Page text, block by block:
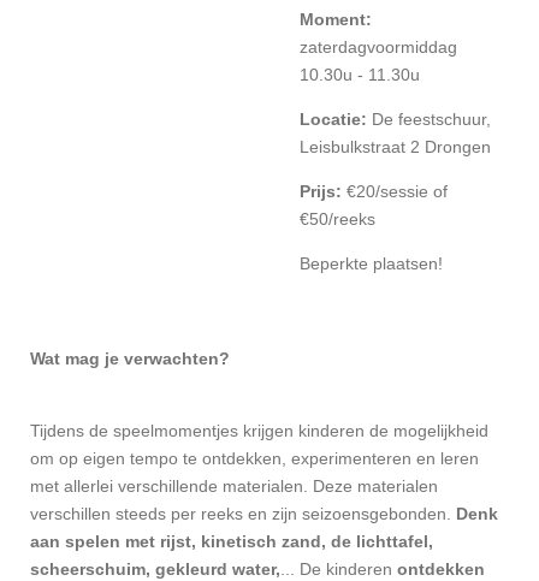
Moment:
zaterdagvoormiddag
10.30u - 11.30u
Locatie: De feestschuur,
Leisbulkstraat 2 Drongen
Prijs: €20/sessie of
€50/reeks
Beperkte plaatsen!
Wat mag je verwachten?
Tijdens de speelmomentjes krijgen kinderen de mogelijkheid
om op eigen tempo te ontdekken, experimenteren en leren
met allerlei verschillende materialen. Deze materialen
verschillen steeds per reeks en zijn seizoensgebonden. Denk
aan spelen met rijst, kinetisch zand, de lichttafel,
scheerschuim, gekleurd water,... De kinderen ontdekken